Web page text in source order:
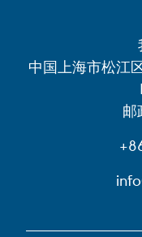
中国上海市松江
邮